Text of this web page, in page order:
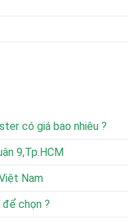
có giá bao nhiêu ?
9,Tp.HCM
Nam
để chọn ?